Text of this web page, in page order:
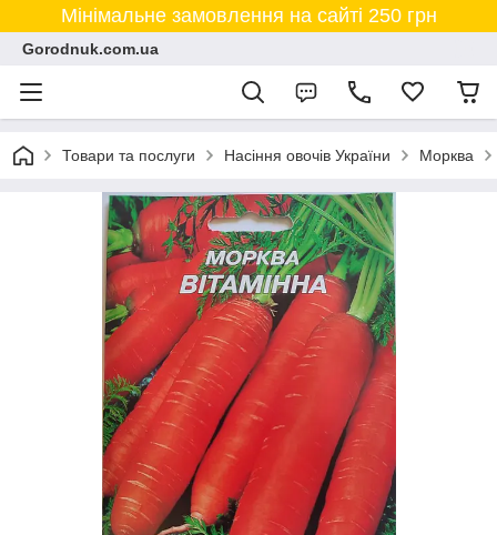
Мінімальне замовлення на сайті 250 грн
Gorodnuk.com.ua
Товари та послуги Насіння овочів України Морква